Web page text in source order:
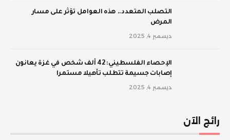
‫التصلب المتعدد.. هذه العوامل تؤثر على مسار
المرض
ديسمبر 4, 2025
الإحصاء الفلسطيني: 42 ألف شخص في غزة يعانون
إصابات جسيمة تتطلب تأهيلا مستمرا
ديسمبر 4, 2025
رائج الآن